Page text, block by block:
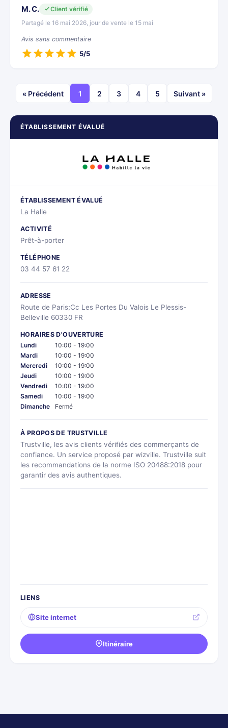
ÉTABLISSEMENT ÉVALUÉ
ÉTABLISSEMENT ÉVALUÉ
La Halle
ACTIVITÉ
Prêt-à-porter
TÉLÉPHONE
03 44 57 61 22
ADRESSE
Route de Paris;Cc Les Portes Du Valois Le Plessis-
Belleville 60330 FR
HORAIRES D'OUVERTURE
Lundi
10:00 - 19:00
Mardi
10:00 - 19:00
Mercredi
10:00 - 19:00
Jeudi
10:00 - 19:00
Vendredi
10:00 - 19:00
Samedi
10:00 - 19:00
Dimanche
Fermé
À PROPOS DE TRUSTVILLE
Trustville, les avis clients vérifiés des commerçants de
confiance. Un service proposé par wizville. Trustville suit
les recommandations de la norme ISO 20488:2018 pour
garantir des avis authentiques.
LIENS
Site internet
Itinéraire
M. C.
Client vérifié
Partagé le 16 mai 2026, jour de vente le 15 mai
Avis sans commentaire
5/5
« Précédent 1 2 3 4 5 Suivant »